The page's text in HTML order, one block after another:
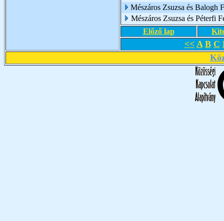
Mészáros Zsuzsa és Balogh
Mészáros Zsuzsa és Péterfi
Előző lap
<< A B C